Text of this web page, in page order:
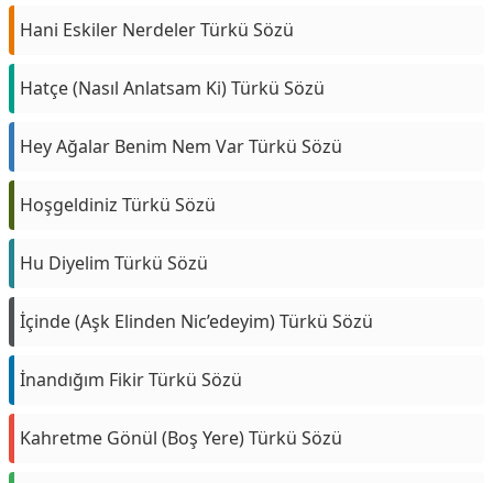
Hani Eskiler Nerdeler Türkü Sözü
Hatçe (Nasıl Anlatsam Ki) Türkü Sözü
Hey Ağalar Benim Nem Var Türkü Sözü
Hoşgeldiniz Türkü Sözü
Hu Diyelim Türkü Sözü
İçinde (Aşk Elinden Nic’edeyim) Türkü Sözü
İnandığım Fikir Türkü Sözü
Kahretme Gönül (Boş Yere) Türkü Sözü